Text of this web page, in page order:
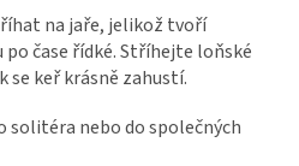
na jaře, jelikož tvoří
čase řídké. Stříhejte loňské
se keř krásně zahustí.
solitéra nebo do společných